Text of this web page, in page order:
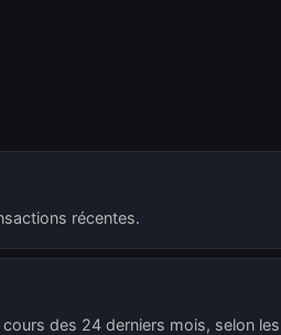
récentes.
des 24 derniers mois, selon